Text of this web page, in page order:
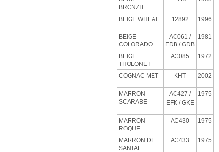
BRONZIT
BEIGE WHEAT 12892 1996
BEIGE
COLORADO
AC061 /
EDB / GDB
1981
BEIGE
THOLONET
AC085 1972
COGNAC MET KHT 2002
MARRON
SCARABE
AC427 /
EFK / GKE
1975
MARRON
ROQUE
AC430 1975
MARRON DE
SANTAL
AC433 1975